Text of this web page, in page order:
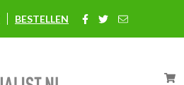
BESTELLEN